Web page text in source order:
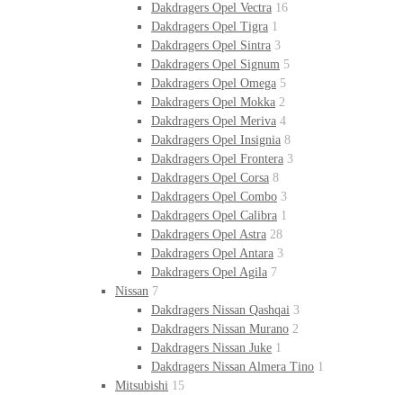
Dakdragers Opel Vectra 16
Dakdragers Opel Tigra 1
Dakdragers Opel Sintra 3
Dakdragers Opel Signum 5
Dakdragers Opel Omega 5
Dakdragers Opel Mokka 2
Dakdragers Opel Meriva 4
Dakdragers Opel Insignia 8
Dakdragers Opel Frontera 3
Dakdragers Opel Corsa 8
Dakdragers Opel Combo 3
Dakdragers Opel Calibra 1
Dakdragers Opel Astra 28
Dakdragers Opel Antara 3
Dakdragers Opel Agila 7
Nissan 7
Dakdragers Nissan Qashqai 3
Dakdragers Nissan Murano 2
Dakdragers Nissan Juke 1
Dakdragers Nissan Almera Tino 1
Mitsubishi 15